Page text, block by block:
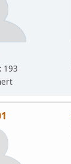
193